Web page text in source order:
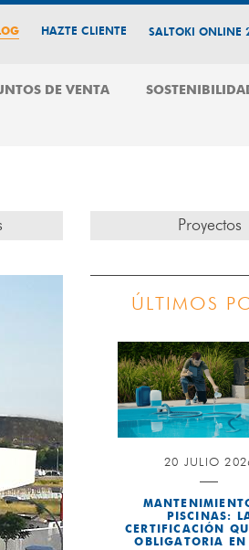
HAZTE CLIENTE SALTOKI ONLINE
DE VENTA
Proyectos
ÚLTIMOS
20 JULIO
PISCINAS:
CERTIFICACIÓN
OBLIGATORIA